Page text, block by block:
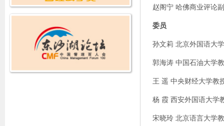
赵阁宁 哈佛商业评论
委员
孙文莉 北京外国语大
郭海涛 中国石油大学教
王 遥 中央财经大学教
杨 霞 西安外国语大学
宋晓玲 北京语言大学